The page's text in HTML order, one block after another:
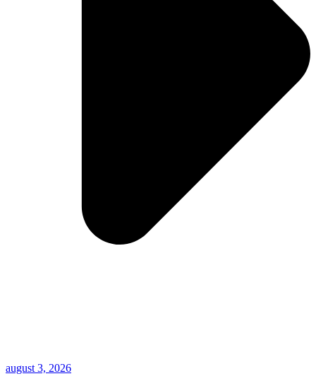
august 3, 2026